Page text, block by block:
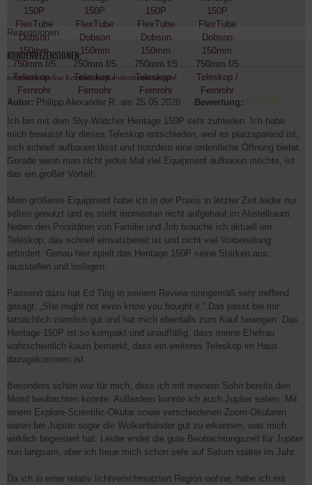
Rezensionen
KUNDENREZENSIONEN:
Informationen zur Echtheit der Kundenbewertungen
Autor: Philipp Alexander R. am 25.05.2026 Bewertung:
Ich bin mit dem Sky-Watcher Heritage 150P sehr zufrieden. Ich habe
mich bewusst für dieses Teleskop entschieden, weil es platzsparend ist,
sich schnell aufbauen lässt und trotzdem eine ordentliche Öffnung bietet.
Gerade wenn man nicht jedes Mal viel Equipment aufbauen möchte, ist
das ein großer Vorteil.
Mein größeres Equipment habe ich in der Praxis in letzter Zeit leider nur
selten genutzt und es steht momentan nicht aufgebaut im Abstellraum.
Neben den Prioritäten von Familie und Job brauche ich aktuell ein
Teleskop, das schnell einsatzbereit ist und nicht viel Vorbereitung
erfordert. Genau hier spielt das Heritage 150P seine Stärken aus:
rausstellen und loslegen.
Passend dazu hat Ed Ting in seinem Review sinngemäß sehr treffend
gesagt: „She might not even know you bought it.“ Das passt bei mir
tatsächlich ziemlich gut und hat mich ebenfalls zum Kauf bewogen: Das
Heritage 150P ist so kompakt und unauffällig, dass meine Ehefrau
wahrscheinlich kaum bemerkt, dass ein weiteres Teleskop im Haus
dazugekommen ist.
Besonders schön war für mich, dass ich mit meinem Sohn bereits den
Mond beobachten konnte. Außerdem konnte ich auch Jupiter sehen. Mit
einem Explore-Scientific-Okular sowie verschiedenen Zoom-Okularen
waren bei Jupiter sogar die Wolkenbänder gut zu erkennen, was mich
wirklich begeistert hat. Leider endet die gute Beobachtungszeit für Jupiter
nun langsam, aber ich freue mich schon sehr auf Saturn später im Jahr.
Da ich in einer relativ lichtverschmutzten Region wohne, habe ich mit